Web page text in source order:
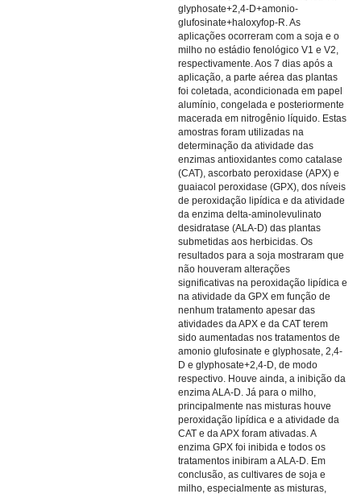
glyphosate+2,4-D+amonio-
glufosinate+haloxyfop-R. As
aplicações ocorreram com a soja e o
milho no estádio fenológico V1 e V2,
respectivamente. Aos 7 dias após a
aplicação, a parte aérea das plantas
foi coletada, acondicionada em papel
alumínio, congelada e posteriormente
macerada em nitrogênio líquido. Estas
amostras foram utilizadas na
determinação da atividade das
enzimas antioxidantes como catalase
(CAT), ascorbato peroxidase (APX) e
guaiacol peroxidase (GPX), dos níveis
de peroxidação lipídica e da atividade
da enzima delta-aminolevulinato
desidratase (ALA-D) das plantas
submetidas aos herbicidas. Os
resultados para a soja mostraram que
não houveram alterações
significativas na peroxidação lipídica e
na atividade da GPX em função de
nenhum tratamento apesar das
atividades da APX e da CAT terem
sido aumentadas nos tratamentos de
amonio glufosinate e glyphosate, 2,4-
D e glyphosate+2,4-D, de modo
respectivo. Houve ainda, a inibição da
enzima ALA-D. Já para o milho,
principalmente nas misturas houve
peroxidação lipídica e a atividade da
CAT e da APX foram ativadas. A
enzima GPX foi inibida e todos os
tratamentos inibiram a ALA-D. Em
conclusão, as cultivares de soja e
milho, especialmente as misturas,